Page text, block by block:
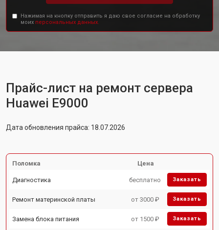
Нажимая на кнопку отправить я даю свое согласие на обработку
моих персональных данных.
Прайс-лист на ремонт сервера
Huawei E9000
Дата обновления прайса: 18.07.2026
Поломка Цена
Диагностика бесплатно Заказать
Ремонт материнской платы от 3000 ₽ Заказать
Замена блока питания от 1500 ₽ Заказать